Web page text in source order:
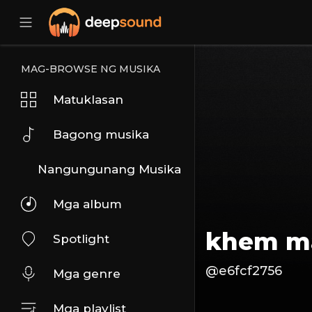
MAG-BROWSE NG MUSIKA
Matuklasan
Bagong musika
Nangungunang Musika
Mga album
Spotlight
Mga genre
Mga playlist
khem
@e6fcf2756